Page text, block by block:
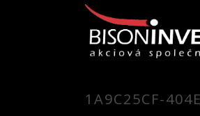
1A9C25CF-